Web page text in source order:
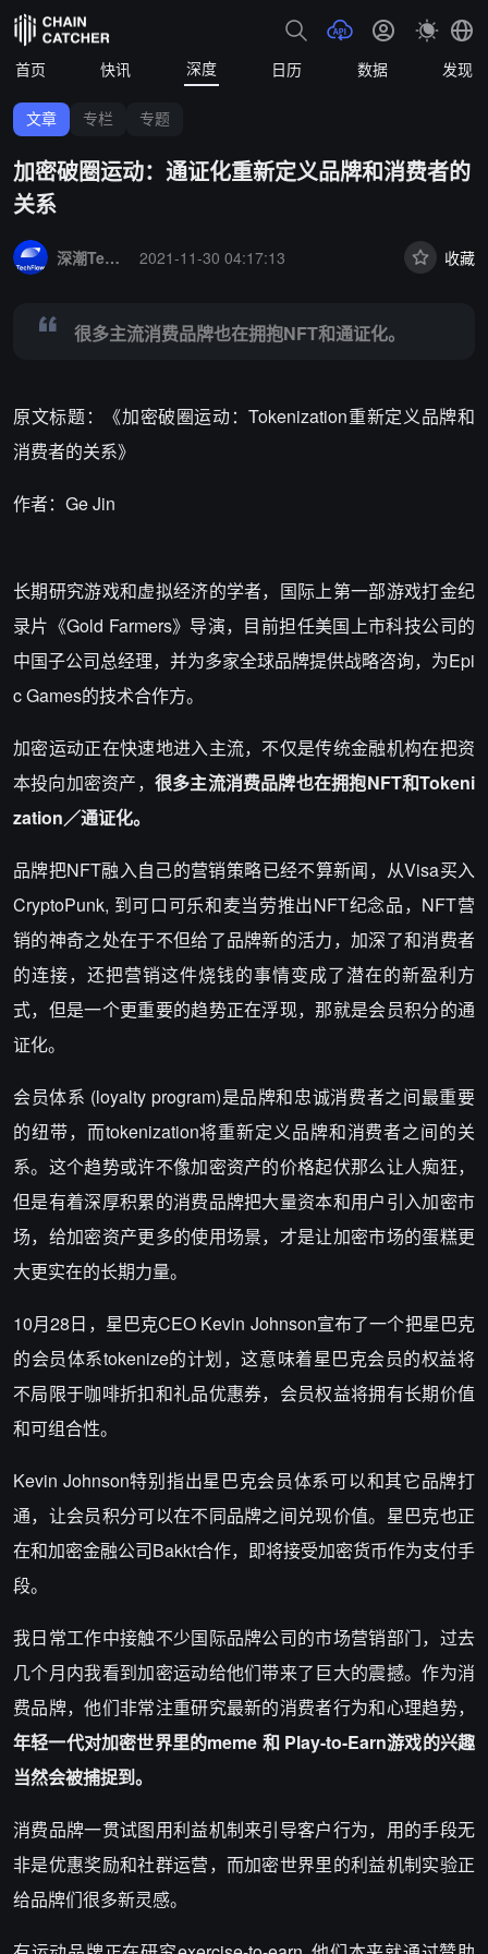
首页 快讯 深度 日历 数据 发现
文章 专栏 专题
加密破圈运动：通证化重新定义品牌和消费者的
关系
深潮TechFlow
2021-11-30 04:17:13 收藏
很多主流消费品牌也在拥抱NFT和通证化。
原文标题：《加密破圈运动：Tokenization重新定义品牌和
消费者的关系》
作者：Ge Jin
长期研究游戏和虚拟经济的学者，国际上第一部游戏打金纪
录片《Gold Farmers》导演，目前担任美国上市科技公司的
中国子公司总经理，并为多家全球品牌提供战略咨询，为Epi
c Games的技术合作方。
加密运动正在快速地进入主流，不仅是传统金融机构在把资
本投向加密资产， 很多主流消费品牌也在拥抱NFT和Tokeni
zation／通证化。
品牌把NFT融入自己的营销策略已经不算新闻，从Visa买入
CryptoPunk, 到可口可乐和麦当劳推出NFT纪念品，NFT营
销的神奇之处在于不但给了品牌新的活力，加深了和消费者
的连接，还把营销这件烧钱的事情变成了潜在的新盈利方
式，但是一个更重要的趋势正在浮现，那就是会员积分的通
证化。
会员体系 (loyalty program)是品牌和忠诚消费者之间最重要
的纽带，而tokenization将重新定义品牌和消费者之间的关
系。这个趋势或许不像加密资产的价格起伏那么让人痴狂，
但是有着深厚积累的消费品牌把大量资本和用户引入加密市
场，给加密资产更多的使用场景，才是让加密市场的蛋糕更
大更实在的长期力量。
10月28日，星巴克CEO Kevin Johnson宣布了一个把星巴克
的会员体系tokenize的计划，这意味着星巴克会员的权益将
不局限于咖啡折扣和礼品优惠券，会员权益将拥有长期价值
和可组合性。
Kevin Johnson特别指出星巴克会员体系可以和其它品牌打
通，让会员积分可以在不同品牌之间兑现价值。星巴克也正
在和加密金融公司Bakkt合作，即将接受加密货币作为支付手
段。
我日常工作中接触不少国际品牌公司的市场营销部门，过去
几个月内我看到加密运动给他们带来了巨大的震撼。作为消
费品牌，他们非常注重研究最新的消费者行为和心理趋势，
年轻一代对加密世界里的meme 和 Play-to-Earn游戏的兴趣
当然会被捕捉到。
消费品牌一贯试图用利益机制来引导客户行为，用的手段无
非是优惠奖励和社群运营，而加密世界里的利益机制实验正
给品牌们很多新灵感。